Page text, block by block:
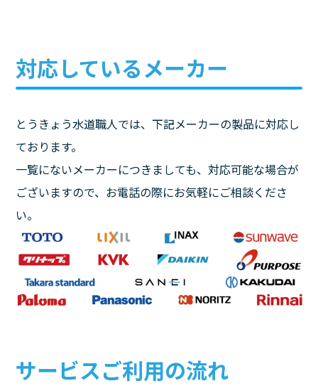
対応しているメーカー
とうきょう水道職人では、下記メーカーの製品に対応し
ております。
一覧にないメーカーにつきましても、対応可能な場合が
ございますので、お電話の際にお気軽にご相談くださ
い。
サービスご利用の流れ